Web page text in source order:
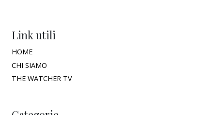
Link utili
HOME
CHI SIAMO
THE WATCHER TV